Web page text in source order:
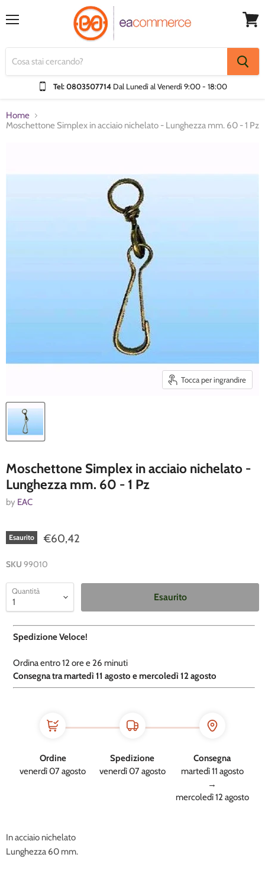
Tel: 0803507714 Dal Lunedì al Venerdì9:00 - 18:00
Home
Moschettone Simplex in acciaio nichelato - Lunghezza mm. 60 - 1 Pz
Tocca per ingrandire
Moschettone Simplex in acciaio nichelato -
Lunghezza mm. 60 - 1 Pz
by EAC
Esaurito €60,42
SKU 99010
Quantità
Esaurito
Spedizione Veloce!
Ordina entro12 ore e 26 minuti
​Consegna tra martedì 11 agosto e mercoledì 12 agosto
Ordine
venerdì 07 agosto
Spedizione
venerdì 07 agosto
Consegna
martedì 11 agosto
→
mercoledì 12 agosto
In acciaio nichelato
Lunghezza 60 mm.